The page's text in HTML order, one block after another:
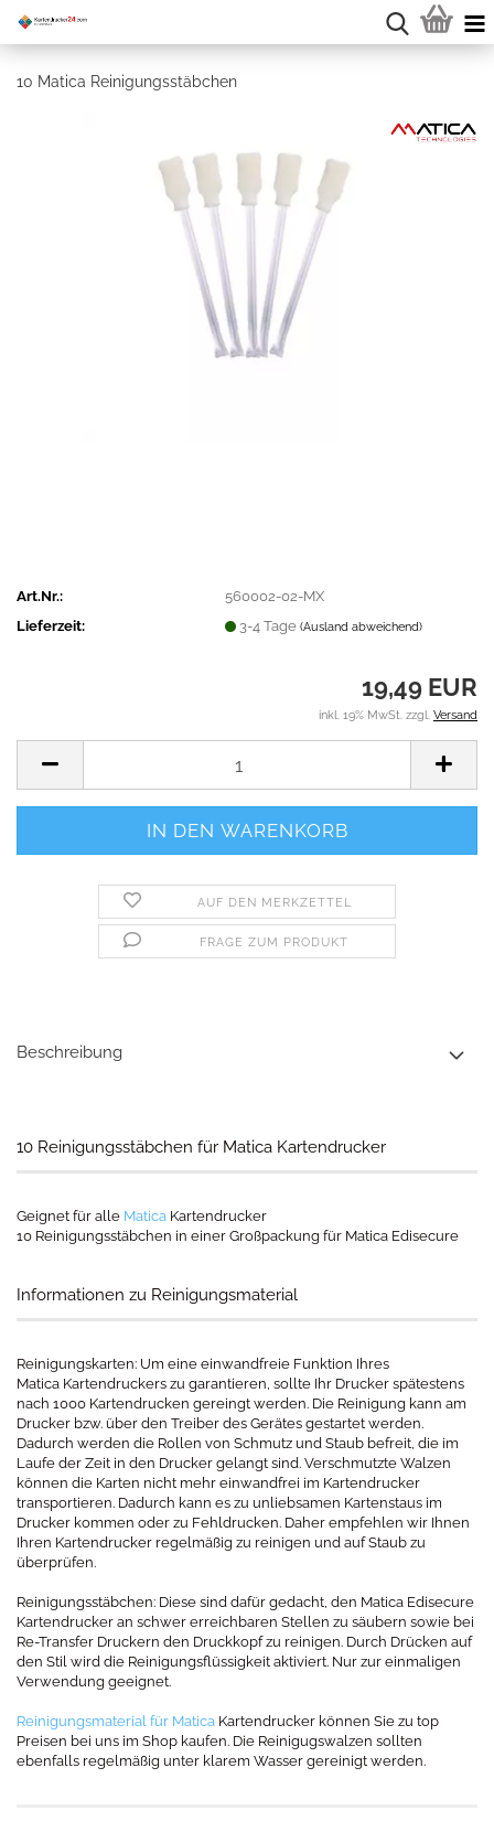
10 Matica Reinigungsstäbchen
Art.Nr.:
560002-02-MX
Lieferzeit:
3-4 Tage(Ausland abweichend)
19,49 EUR
inkl. 19% MwSt. zzgl. Versand
AUF DEN MERKZETTEL
FRAGE ZUM PRODUKT
Beschreibung
10 Reinigungsstäbchen für Matica Kartendrucker
Geignet für alle Matica Kartendrucker
10 Reinigungsstäbchen in einer Großpackung für Matica Edisecure
Informationen zu Reinigungsmaterial
Reinigungskarten: Um eine einwandfreie Funktion Ihres
Matica Kartendruckers zu garantieren, sollte Ihr Drucker spätestens
nach 1000 Kartendrucken gereingt werden. Die Reinigung kann am
Drucker bzw. über den Treiber des Gerätes gestartet werden.
Dadurch werden die Rollen von Schmutz und Staub befreit, die im
Laufe der Zeit in den Drucker gelangt sind. Verschmutzte Walzen
können die Karten nicht mehr einwandfrei im Kartendrucker
transportieren. Dadurch kann es zu unliebsamen Kartenstaus im
Drucker kommen oder zu Fehldrucken. Daher empfehlen wir Ihnen
Ihren Kartendrucker regelmäßig zu reinigen und auf Staub zu
überprüfen.
Reinigungsstäbchen: Diese sind dafür gedacht, den Matica Edisecure
Kartendrucker an schwer erreichbaren Stellen zu säubern sowie bei
Re-Transfer Druckern den Druckkopf zu reinigen. Durch Drücken auf
den Stil wird die Reinigungsflüssigkeit aktiviert. Nur zur einmaligen
Verwendung geeignet.
Reinigungsmaterial für Matica Kartendrucker können Sie zu top
Preisen bei uns im Shop kaufen. Die Reinigugswalzen sollten
ebenfalls regelmäßig unter klarem Wasser gereinigt werden.